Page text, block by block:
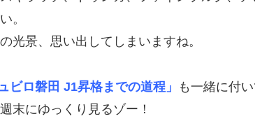
。
光景、思い出してしまいますね。
ビロ磐田 J1昇格までの道程」
も一緒に付い
末にゆっくり見るゾー！